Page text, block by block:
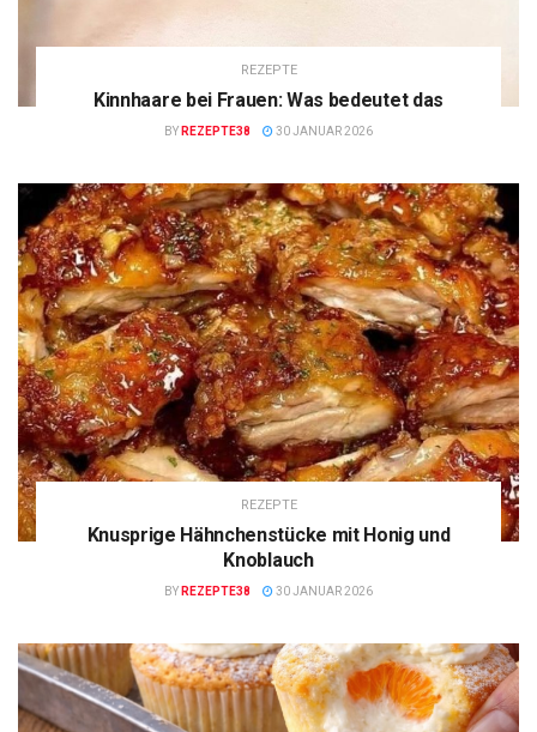
REZEPTE
Kinnhaare bei Frauen: Was bedeutet das
BY REZEPTE38 30 JANUAR 2026
REZEPTE
Knusprige Hähnchenstücke mit Honig und
Knoblauch
BY REZEPTE38 30 JANUAR 2026